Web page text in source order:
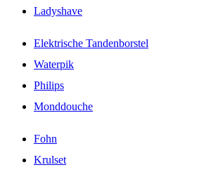
Ladyshave
Elektrische Tandenborstel
Waterpik
Philips
Monddouche
Fohn
Krulset